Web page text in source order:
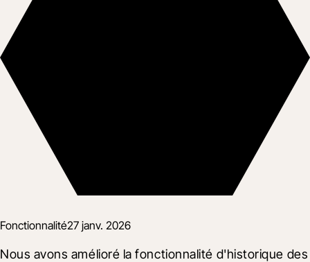
Fonctionnalité27 janv. 2026
Nous avons amélioré la fonctionnalité d'historique des